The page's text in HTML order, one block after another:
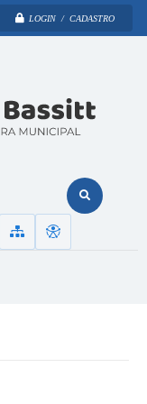
LOGIN / CADASTRO